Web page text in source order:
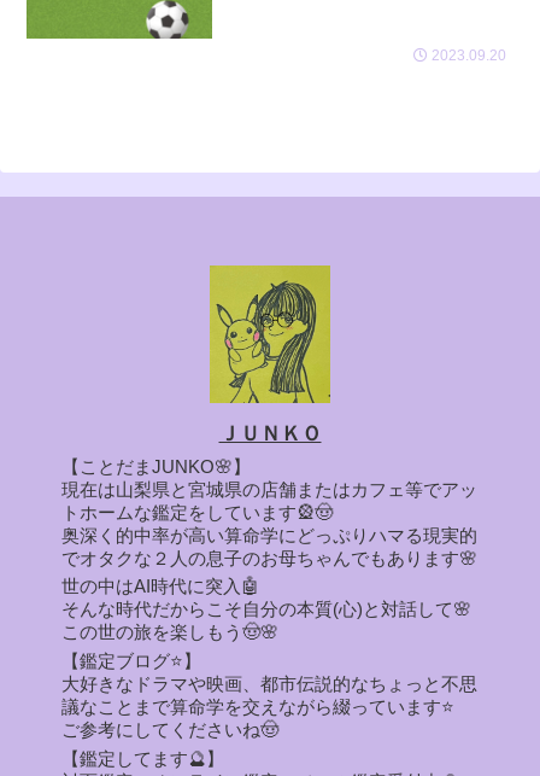
2023.09.20
ＪＵＮＫＯ
【ことだまJUNKO🌸】
現在は山梨県と宮城県の店舗またはカフェ等でアッ
トホームな鑑定をしています🎡🤠
奥深く的中率が高い算命学にどっぷりハマる現実的
でオタクな２人の息子のお母ちゃんでもあります🌸
世の中はAI時代に突入🤖
そんな時代だからこそ自分の本質(心)と対話して🌸
この世の旅を楽しもう🤠🌸
【鑑定ブログ⭐】
大好きなドラマや映画、都市伝説的なちょっと不思
議なことまで算命学を交えながら綴っています⭐
ご参考にしてくださいね🤠
【鑑定してます🔮】